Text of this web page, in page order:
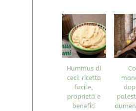
Hummus di
ceci: ricetta
facile,
proprietà e
benefici